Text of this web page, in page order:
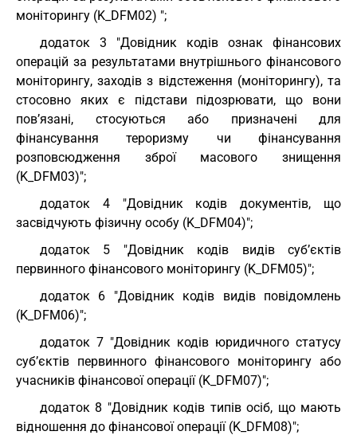
моніторингу (K_DFM02) ";
додаток 3 "Довідник кодів ознак фінансових
операцій за результатами внутрішнього фінансового
моніторингу, заходів з відстеження (моніторингу), та
стосовно яких є підстави підозрювати, що вони
пов’язані, стосуються або призначені для
фінансування тероризму чи фінансування
розповсюдження зброї масового знищення
(K_DFM03)";
додаток 4 "Довідник кодів документів, що
засвідчують фізичну особу (K_DFM04)";
додаток 5 "Довідник кодів видів суб’єктів
первинного фінансового моніторингу (K_DFM05)";
додаток 6 "Довідник кодів видів повідомлень
(K_DFM06)";
додаток 7 "Довідник кодів юридичного статусу
суб’єктів первинного фінансового моніторингу або
учасників фінансової операції (K_DFM07)";
додаток 8 "Довідник кодів типів осіб, що мають
відношення до фінансової операції (K_DFM08)";